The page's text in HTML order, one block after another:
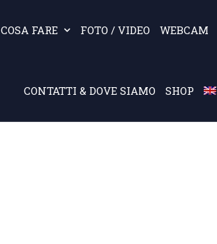
COSA FARE FOTO / VIDEO WEBCAM
CONTATTI & DOVE SIAMO SHOP